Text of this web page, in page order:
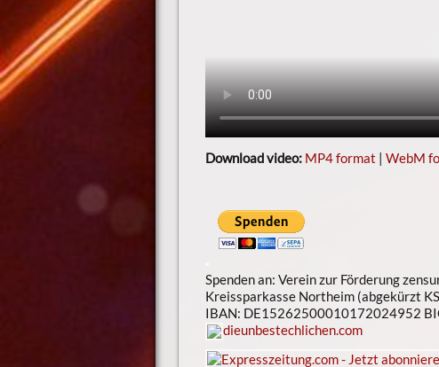
Download video: MP4 format | WebM
Spenden an: Verein zur Förderung
Kreissparkasse Northeim (abgekürzt
IBAN: DE15262500010172024952
dieunbestechlichen.com